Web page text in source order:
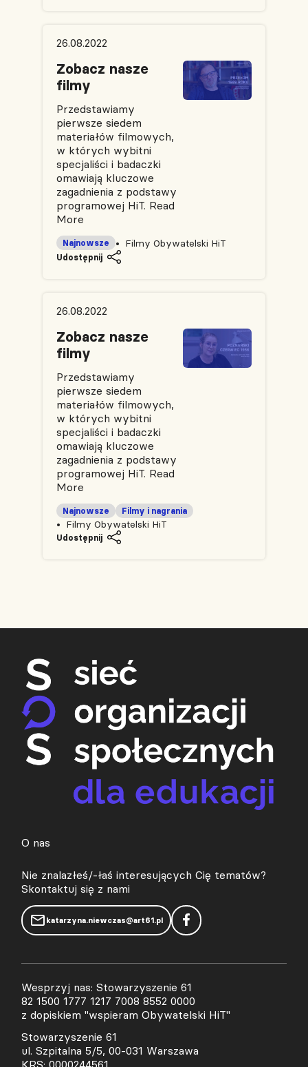
26.08.2022
Zobacz nasze
filmy
Przedstawiamy
pierwsze siedem
materiałów filmowych,
w których wybitni
specjaliści i badaczki
omawiają kluczowe
zagadnienia z podstawy
programowej HiT. Read
More
Filmy Obywatelski HiT
Najnowsze
Udostępnij
26.08.2022
Zobacz nasze
filmy
Przedstawiamy
pierwsze siedem
materiałów filmowych,
w których wybitni
specjaliści i badaczki
omawiają kluczowe
zagadnienia z podstawy
programowej HiT. Read
More
Filmy Obywatelski HiT
Najnowsze Filmy i nagrania
Udostępnij
O nas
Nie znalazłeś/-łaś interesujących Cię tematów?
Skontaktuj się z nami
katarzyna.niewczas@art61.pl
Wesprzyj nas: Stowarzyszenie 61
82 1500 1777 1217 7008 8552 0000
z dopiskiem "wspieram Obywatelski HiT"
Stowarzyszenie 61
ul. Szpitalna 5/5, 00-031 Warszawa